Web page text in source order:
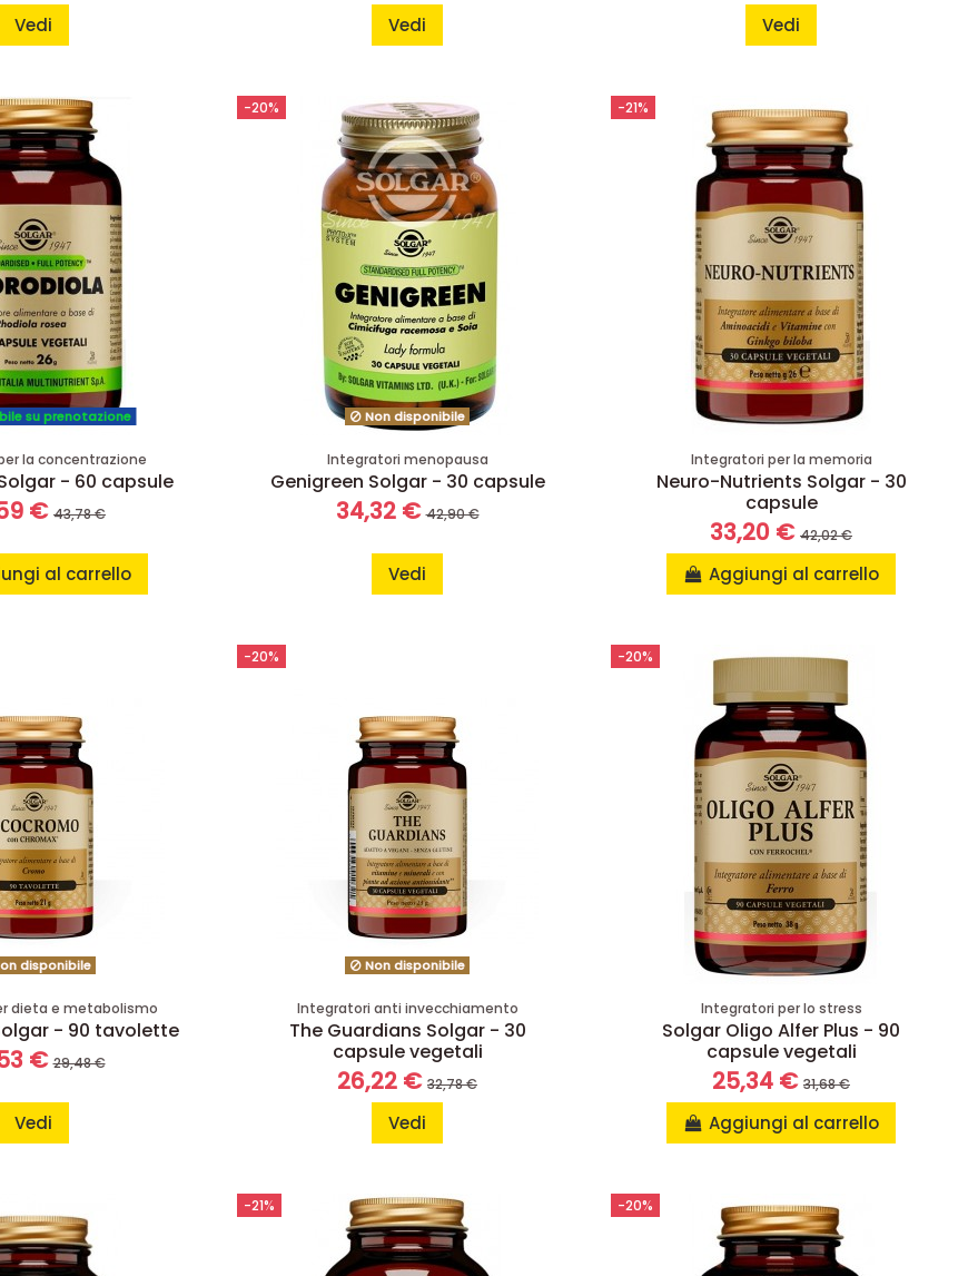
Vedi Vedi Vedi
su prenotazione
la concentrazione
- 60 capsule
€ 43,78 €
al carrello
-20%
Non disponibile
Integratori menopausa
Genigreen Solgar - 30 capsule
34,32 €42,90 €
Vedi
-21%
Integratori per la memoria
Neuro-Nutrients Solgar - 30
capsule
33,20 € 42,02 €
Aggiungi al carrello
disponibile
dieta e metabolismo
- 90 tavolette
€29,48 €
Vedi
-20%
Non disponibile
Integratori anti invecchiamento
The Guardians Solgar - 30
capsule vegetali
26,22 € 32,78 €
Vedi
-20%
Integratori per lo stress
Solgar Oligo Alfer Plus - 90
capsule vegetali
25,34 € 31,68 €
Aggiungi al carrello
-21% -20%